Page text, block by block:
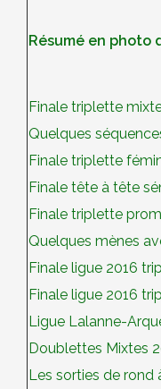
Résumé en photo
Finale triplette
Quelques
Finale triplette
Finale tête à tête
Finale triplette
Quelques mènes
Finale ligue 2016
Finale ligue 2016
Ligue Lalanne-
Doublettes Mixtes
Les sorties de rond